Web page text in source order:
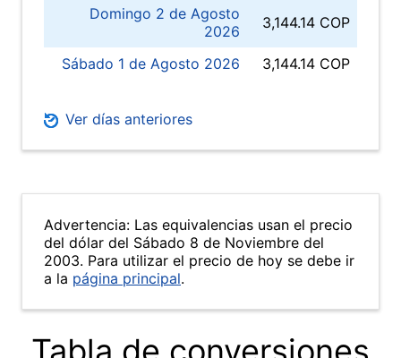
Domingo 2 de Agosto
2026
3,144.14 COP
Sábado 1 de Agosto 2026 3,144.14 COP
Ver días anteriores
Advertencia: Las equivalencias usan el precio
del dólar del Sábado 8 de Noviembre del
2003. Para utilizar el precio de hoy se debe ir
a la página principal.